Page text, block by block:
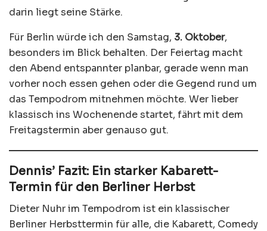
darin liegt seine Stärke.
Für Berlin würde ich den Samstag, 3. Oktober,
besonders im Blick behalten. Der Feiertag macht
den Abend entspannter planbar, gerade wenn man
vorher noch essen gehen oder die Gegend rund um
das Tempodrom mitnehmen möchte. Wer lieber
klassisch ins Wochenende startet, fährt mit dem
Freitagstermin aber genauso gut.
Dennis’ Fazit: Ein starker Kabarett-
Termin für den Berliner Herbst
Dieter Nuhr im Tempodrom ist ein klassischer
Berliner Herbsttermin für alle, die Kabarett, Comedy